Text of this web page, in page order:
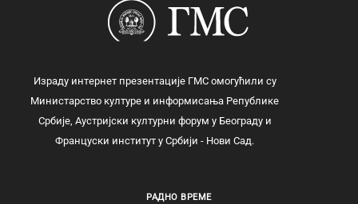
Израду интернет презентације ГМС омогућили су
Министарство културе и информисања Републике
Србије, Аустријски културни форум у Београду и
Француски институт у Србији - Нови Сад.
РАДНО ВРЕМЕ